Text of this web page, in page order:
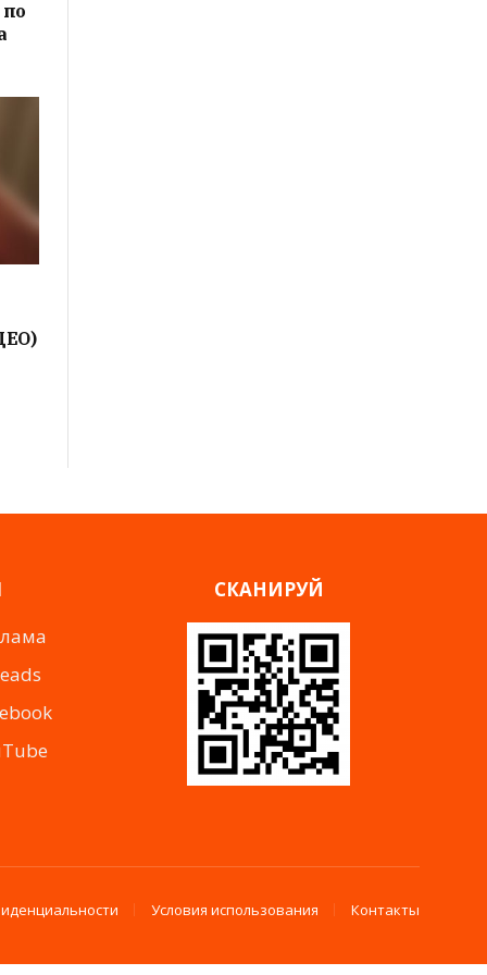
СКАНИРУЙ
Условия использования Контакты